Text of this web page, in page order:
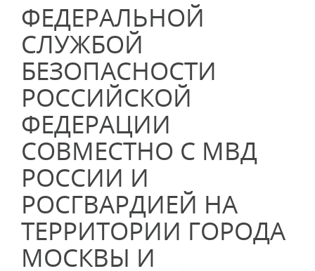
ФЕДЕРАЛЬНОЙ
СЛУЖБОЙ
БЕЗОПАСНОСТИ
РОССИЙСКОЙ
ФЕДЕРАЦИИ
СОВМЕСТНО С МВД
РОССИИ И
РОСГВАРДИЕЙ НА
ТЕРРИТОРИИ ГОРОДА
МОСКВЫ И